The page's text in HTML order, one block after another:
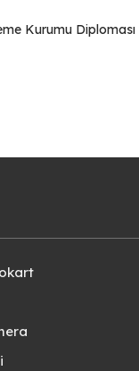
Kurumu Diploması